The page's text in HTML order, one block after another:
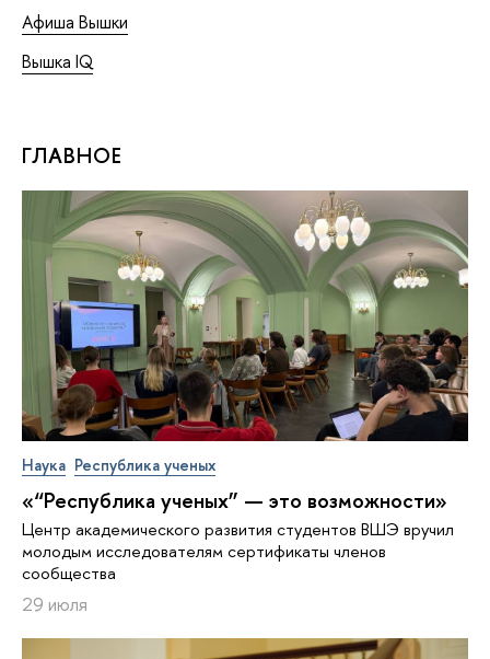
Афиша Вышки
Вышка IQ
ГЛАВНОЕ
Наука Республика ученых
«“Республика ученых” — это возможности»
Центр академического развития студентов ВШЭ вручил
молодым исследователям сертификаты членов
сообщества
29 июля